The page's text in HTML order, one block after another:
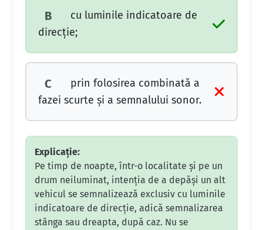
B
cu luminile indicatoare de
direcţie;
C
prin folosirea combinată a
fazei scurte şi a semnalului sonor.
Explicație:
Pe timp de noapte, într-o localitate și pe un
drum neiluminat, intenția de a depăși un alt
vehicul se semnalizează exclusiv cu luminile
indicatoare de direcție, adică semnalizarea
stânga sau dreapta, după caz. Nu se